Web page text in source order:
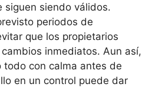
siguen siendo válidos.
periodos de
que los propietarios
inmediatos. Aun así,
todo con calma antes de
en un control puede dar